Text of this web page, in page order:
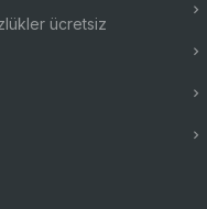
ücretsiz